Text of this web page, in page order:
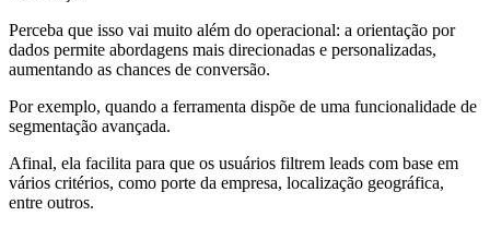
Perceba que isso vai muito além do operacional: a orientação por
dados permite abordagens mais direcionadas e personalizadas,
aumentando as chances de conversão.
Por exemplo, quando a ferramenta dispõe de uma funcionalidade de
segmentação avançada.
Afinal, ela facilita para que os usuários filtrem leads com base em
vários critérios, como porte da empresa, localização geográfica,
entre outros.